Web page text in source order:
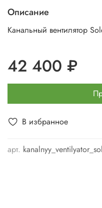
В избранное
арт.
Описание
Канальный вентилятор
42 400 ₽